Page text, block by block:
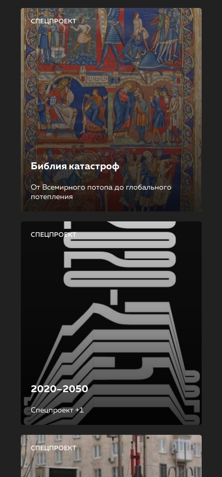
СПЕЦПРОЕКТ
Библия катастроф
От Всемирного потопа до глобального
потепления
СПЕЦПРОЕКТ
2020–2050
Спецпроект +1
СПЕЦПРОЕКТ